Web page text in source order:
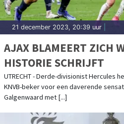
21 december 2023, 20:39 uur
AJAX BLAMEERT ZICH
HISTORIE SCHRIJFT
UTRECHT - Derde-divisionist Hercules
KNVB-beker voor een daverende
Galgenwaard met [...]